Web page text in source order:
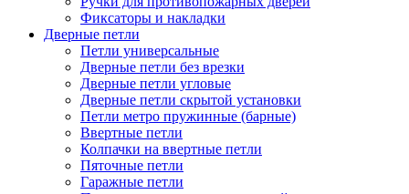
Фиксаторы и накладки
Дверные петли
Петли универсальные
Дверные петли без врезки
Дверные петли угловые
Дверные петли скрытой установки
Петли метро пружинные (барные)
Ввертные петли
Колпачки на ввертные петли
Пяточные петли
Гаражные петли